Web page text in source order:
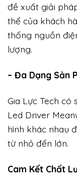
đề xuất giải
thể của khách
thống nguồn
lượng.
– Đa Dạng Sản
Gia Lực Tech
Led Driver
hình khác nhau
từ nhỏ đến lớn.
Cam Kết Chất